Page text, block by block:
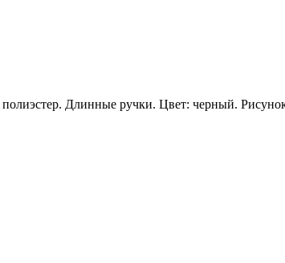
Длинные ручки. Цвет: черный.